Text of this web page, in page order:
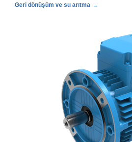
Geri dönüşüm ve su arıtma